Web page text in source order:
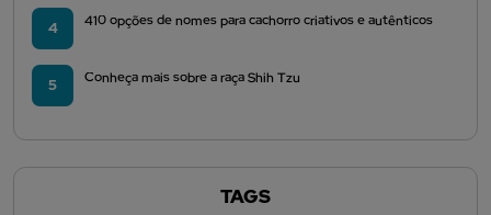
4 410 opções de nomes para cachorro criativos e autênticos
5 Conheça mais sobre a raça Shih Tzu
TAGS